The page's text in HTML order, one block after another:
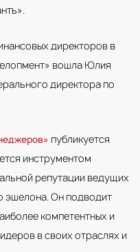
директоров в
вошла Юлия
директора по
публикуется
инструментом
репутации ведущих
эшелона. Он подводит
компетентных и
в своих отраслях и